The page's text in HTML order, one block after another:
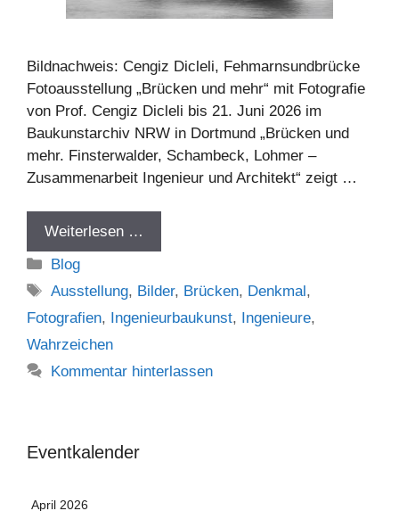
Bildnachweis: Cengiz Dicleli, Fehmarnsundbrücke
Fotoausstellung „Brücken und mehr“ mit Fotografie
von Prof. Cengiz Dicleli bis 21. Juni 2026 im
Baukunstarchiv NRW in Dortmund „Brücken und
mehr. Finsterwalder, Schambeck, Lohmer –
Zusammenarbeit Ingenieur und Architekt“ zeigt …
Weiterlesen …
Kategorien
Blog
Schlagwörter
Ausstellung, Bilder, Brücken, Denkmal ,
Fotografien, Ingenieurbaukunst, Ingenieure,
Wahrzeichen
Kommentar hinterlassen
Eventkalender
April 2026